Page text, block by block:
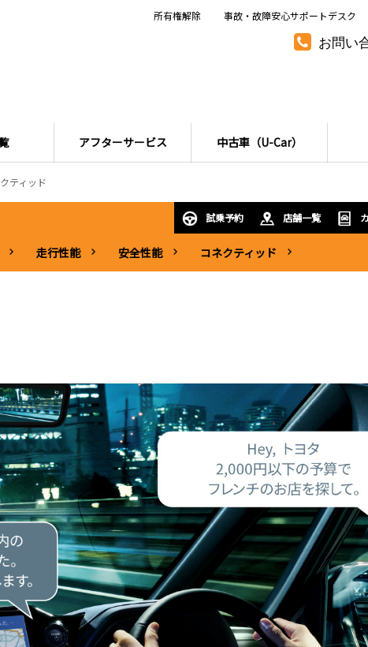
お問い
アフターサービス 中古車（U-Car）
所有権解除 事故・故障安心サポートデスク
ティッド
試乗予約 店舗一覧
走行性能 安全性能 コネクティッド